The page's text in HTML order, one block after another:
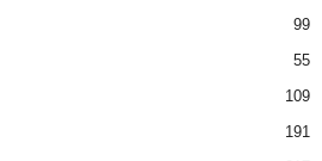
99
55
109
191